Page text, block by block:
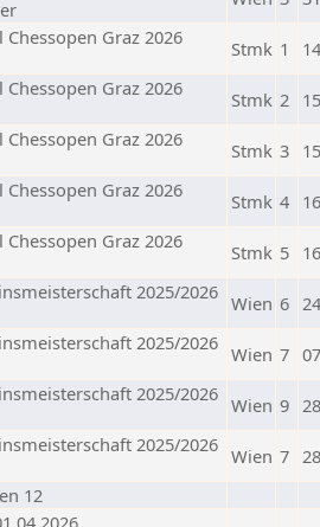
Graz 2026
Stmk 1
Graz 2026
Stmk 2
Graz 2026
Stmk 3
Graz 2026
Stmk 4
Graz 2026
Stmk 5
2025/2026 Wien 6
2025/2026 Wien 7
2025/2026 Wien 9
2025/2026 Wien 7
12